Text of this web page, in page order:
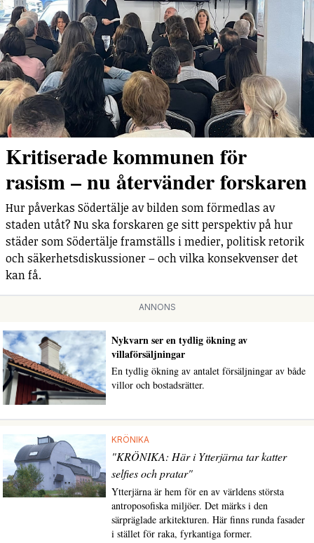
Kritiserade kommunen för
rasism – nu återvänder forskaren
Hur påverkas Södertälje av bilden som förmedlas av
staden utåt? Nu ska forskaren ge sitt perspektiv på hur
städer som Södertälje framställs i medier, politisk retorik
och säkerhetsdiskussioner – och vilka konsekvenser det
kan få.
ANNONS
Nykvarn ser en tydlig ökning av
villaförsäljningar
En tydlig ökning av antalet försäljningar av både
villor och bostadsrätter.
KRÖNIKA
"KRÖNIKA: Här i Ytterjärna tar katter
selfies och pratar"
Ytterjärna är hem för en av världens största
antroposofiska miljöer. Det märks i den
särpräglade arkitekturen. Här finns runda fasader
i stället för raka, fyrkantiga former.